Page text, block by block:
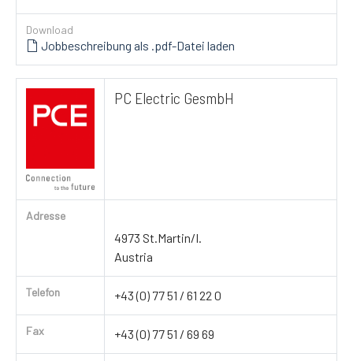
Download
Jobbeschreibung als .pdf-Datei laden
PC Electric GesmbH
Adresse
4973 St.Martin/I.
Austria
Telefon +43 (0) 77 51 / 61 22 0
Fax +43 (0) 77 51 / 69 69